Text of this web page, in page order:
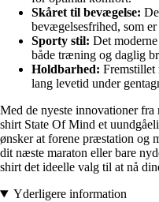
Skåret til bevægelse:
bevægelsesfrihed, som
Sporty stil: Det
både træning og daglig
Holdbarhed: Fremstillet
lang levetid under
Med de nyeste innovationer
shirt State Of Mind et
ønsker at forene præstation og
dit næste maraton eller bare
shirt det ideelle valg til at nå
Yderligere information